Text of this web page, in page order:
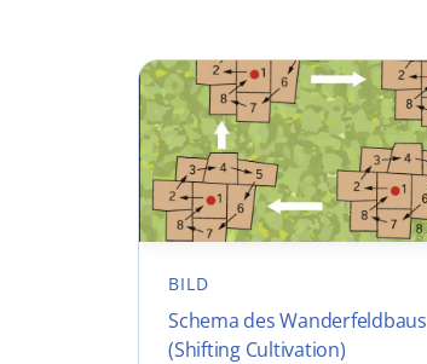
BILD
Schema des Wanderfeldbaus
(Shifting Cultivation)